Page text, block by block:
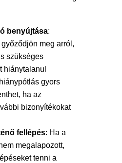
benyújtása:
meg arról,
szükséges
hiánytalanul
gyors
ha az
bizonyítékokat
fellépés: Ha a
megalapozott,
tenni a